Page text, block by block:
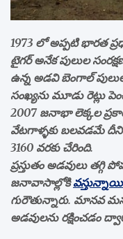
1973 లో అప్పటి భారత
టైగర్ అనేక పులుల
ఉన్న అడవి బెంగాల్
సంఖ్యను మూడు రెట్లు
2007 జనాభా లెక్కల
వేటగాళ్ళకు బలవడమే
3160 వరకు చేరింది.
ప్రస్తుతం అడవులు తగ్గి
జనావాసాల్లోకి
గురౌతున్నారు. మానవ
అడవులను రక్షించడం